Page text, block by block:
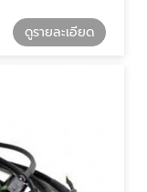
ดูรายละเอียด